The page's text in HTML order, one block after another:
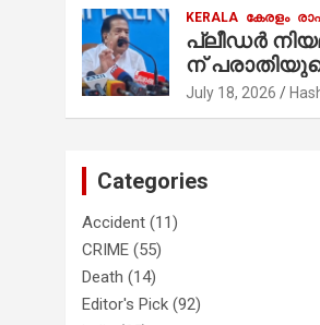
രണ്ടേ
പാര്‍ട്ടി;
വിളിച്ചാല്‍
ദുരനുഭവങ്ങള്‍
അഖില്‍ മാരാര്‍
KERALA കേരളം
പ്ലീഡർ
ന്
ചെന്നിത്തല
July 18, 2026
Categories
Accident (11)
CRIME (55)
Death (14)
Editor's Pick (92)